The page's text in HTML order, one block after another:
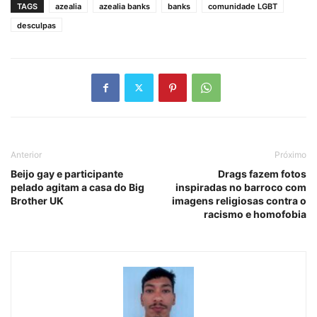
TAGS azealia azealia banks banks
comunidade LGBT
desculpas
Anterior
Beijo gay e participante
pelado agitam a casa do Big
Brother UK
Próximo
Drags fazem fotos
inspiradas no barroco com
imagens religiosas contra o
racismo e homofobia